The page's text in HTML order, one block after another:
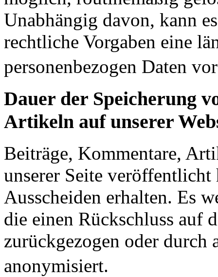
Unabhängig davon, kann
rechtliche Vorgaben eine
personenbezogen Daten
Dauer der Speicherung
Artikeln auf unserer
Beiträge, Kommentare,
unserer Seite
Ausscheiden erhalten. Es
die einen Rückschluss auf
zurückgezogen oder durch
anonymisiert.